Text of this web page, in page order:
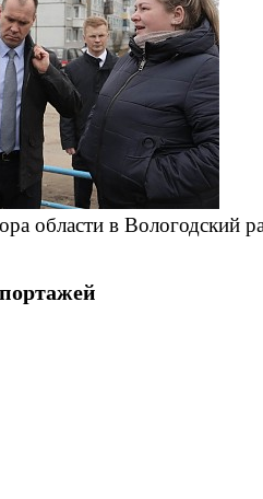
области в Вологодский